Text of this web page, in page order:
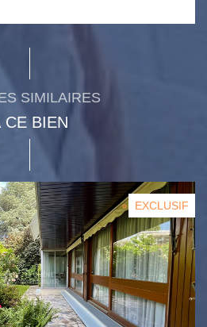
SIMILAIRES
CE BIEN
EXCLUSIF